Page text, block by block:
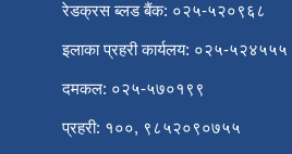
रेडक्रस ब्लड बैंक: ०२५-५२०९६८
इलाका प्रहरी कार्यलय: ०२५-५२४५५५
दमकल: ०२५-५७०१९९
प्रहरी: १००, ९८५२०९०७५५